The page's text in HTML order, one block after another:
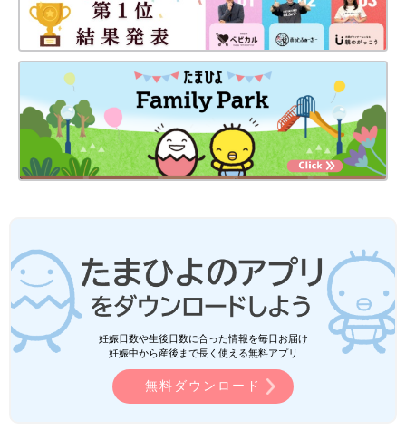
妊娠日数や生後日数に合った情報を毎日お届け
妊娠中から産後まで長く使える無料アプリ
無料ダウンロード